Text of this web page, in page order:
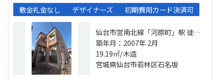
敷金礼金なし デザイナーズ 初期費用カード決済可
仙台市営南北線「河原町」駅 徒歩7
分 仙台市営南北線「愛宕橋」駅 徒
歩8分 仙台市地下鉄東西線「連坊」
駅 徒歩12分
築年月：2007年 2月
19.19㎡/木造
宮城県仙台市若林区石名坂